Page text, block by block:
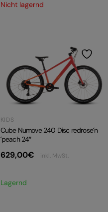
Nicht lagernd
KIDS
Cube Numove 240 Disc redrose´n
´peach 24″
629,00€ inkl. MwSt.
Lagernd